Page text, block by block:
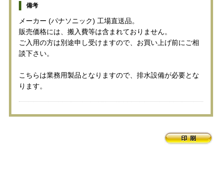
備考
メーカー (パナソニック) 工場直送品。
販売価格には、搬入費等は含まれておりません。
ご入用の方は別途申し受けますので、お買い上げ前にご相
談下さい。
こちらは業務用製品となりますので、排水設備が必要とな
ります。